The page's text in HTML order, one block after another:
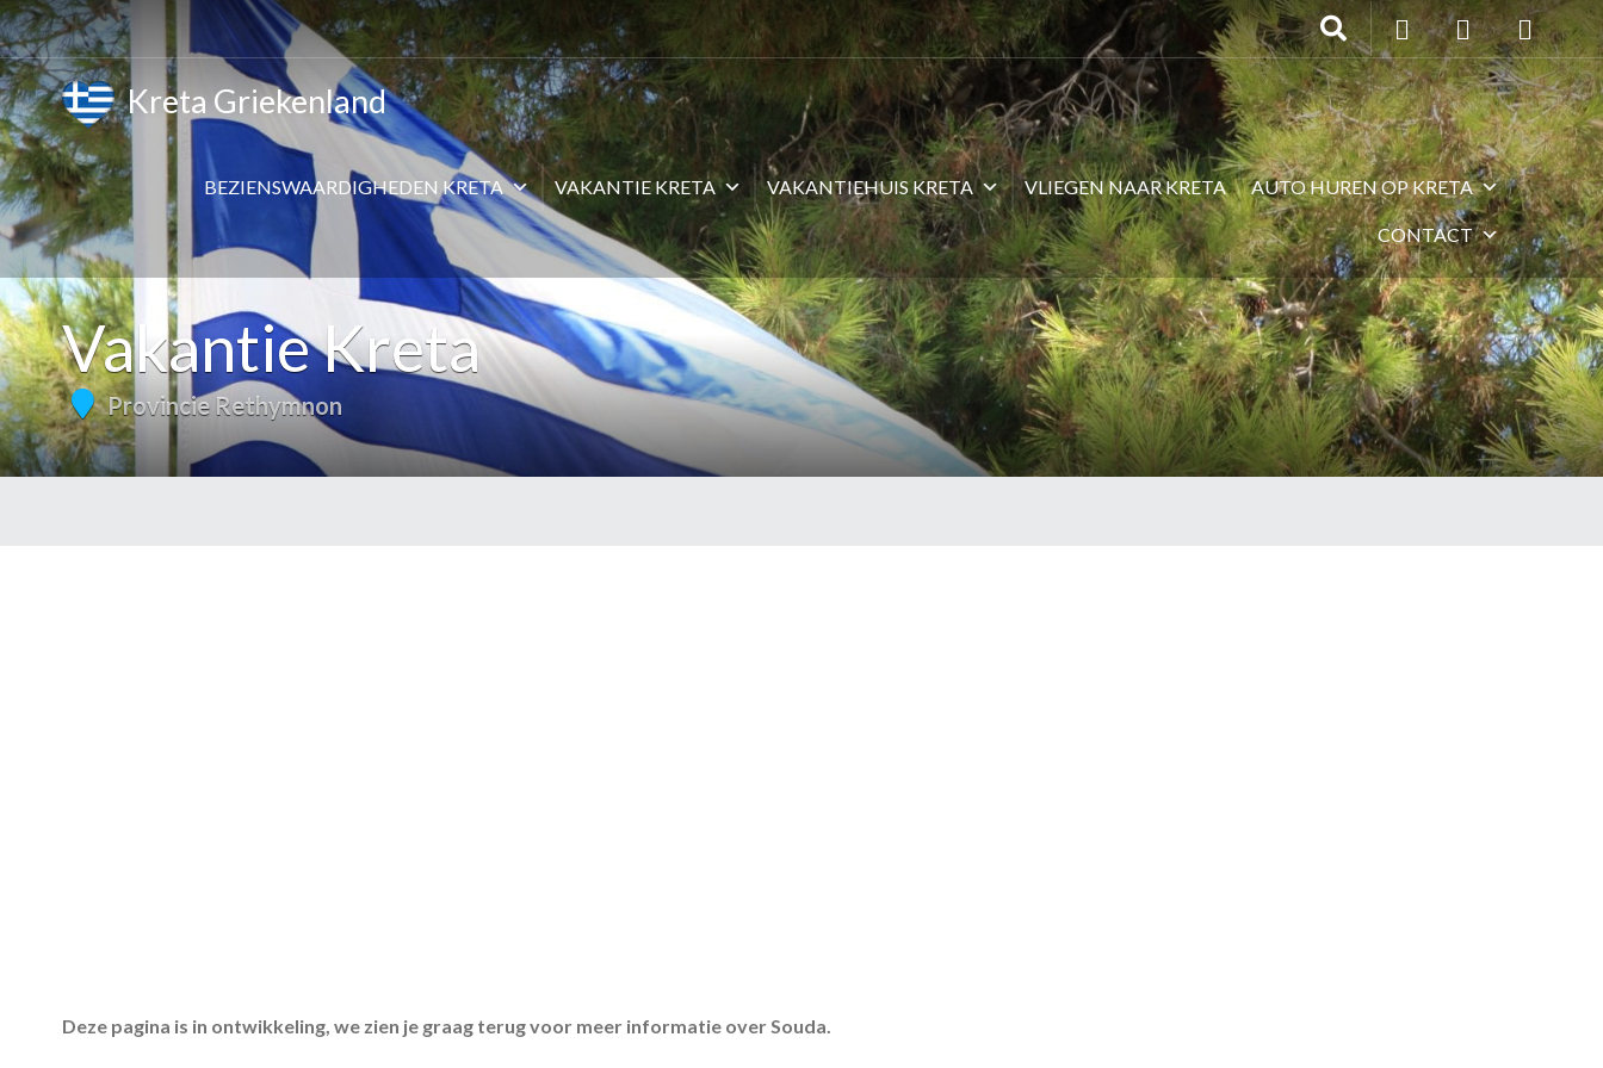
Kreta Griekenland
BEZIENSWAARDIGHEDEN KRETA VAKANTIE KRETA VAKANTIEHUIS KRETA VLIEGEN NAAR KRETA AUTO HUREN OP KRETA
CONTACT
Vakantie Kreta
Provincie Rethymnon
Deze pagina is in ontwikkeling, we zien je graag terug voor meer informatie over Souda.